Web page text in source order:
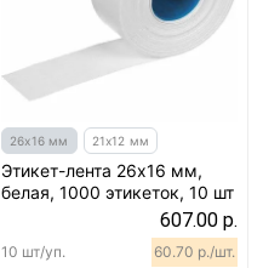
26х16 мм 21х12 мм
Этикет-лента 26х16 мм,
белая, 1000 этикеток, 10 шт
607.00 р.
10 шт/уп. 60.70 р./шт.